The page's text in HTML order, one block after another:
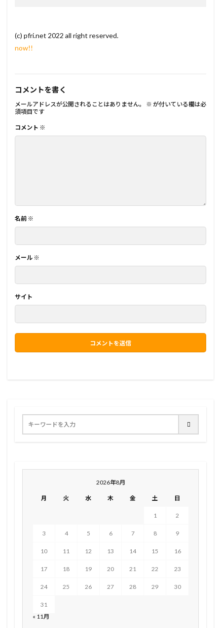
(c) pfri.net 2022 all right reserved.
now!!
コメントを書く
メールアドレスが公開されることはありません。 ※ が付いている欄は必
須項目です
コメント ※
名前 ※
メール ※
サイト
2026年8月
月 火 水 木 金 土 日
1 2
3 4 5 6 7 8 9
10 11 12 13 14 15 16
17 18 19 20 21 22 23
24 25 26 27 28 29 30
31
« 11月